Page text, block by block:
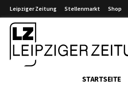
Leipziger Zeitung Stellenmarkt Shop
STARTSEITE